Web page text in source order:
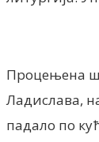
Процењена
Ладислава,
падало по